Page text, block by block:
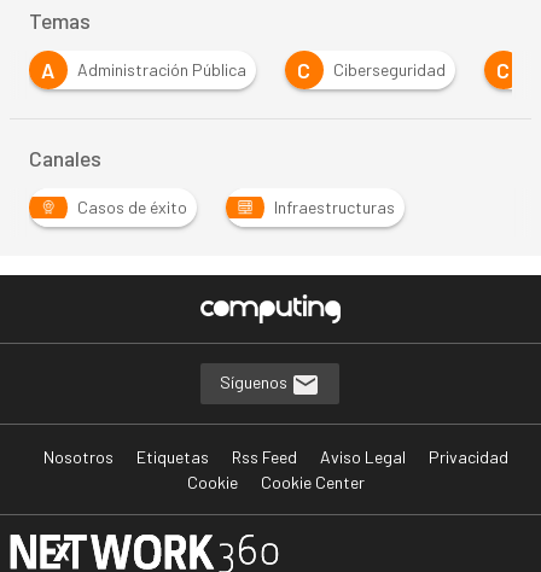
Temas
A
Administración Pública C Ciberseguridad C
Canales
Casos de éxito Infraestructuras
Síguenos
Nosotros Etiquetas Rss Feed Aviso Legal
Privacidad
Cookie
Cookie Center